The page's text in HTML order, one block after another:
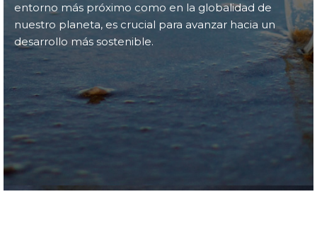
entorno más próximo como en la globalidad de
nuestro planeta, es crucial para avanzar hacia un
desarrollo más sostenible.